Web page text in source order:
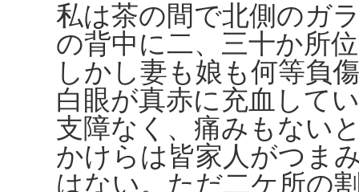
私は茶の間で北側のガ
の背中に二、三十か所
しかし妻も娘も何等負
白眼が真赤に充血して
支障なく、痛みもない
かけらは皆家人がつま
はない。ただ二ケ所の